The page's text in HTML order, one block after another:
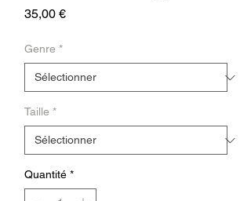
35,00 €Prix
Genre *
Taille *
Quantité *